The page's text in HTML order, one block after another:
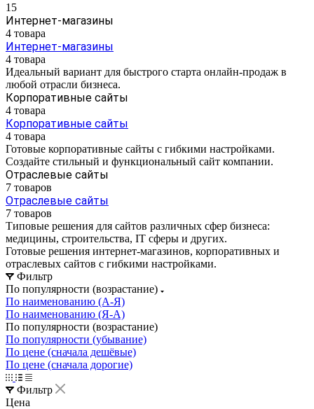
15
Интернет-магазины
4 товара
Интернет-магазины
4 товара
Идеальный вариант для быстрого старта онлайн-продаж в
любой отрасли бизнеса.
Корпоративные сайты
4 товара
Корпоративные сайты
4 товара
Готовые корпоративные сайты с гибкими настройками.
Создайте стильный и функциональный сайт компании.
Отраслевые сайты
7 товаров
Отраслевые сайты
7 товаров
Типовые решения для сайтов различных сфер бизнеса:
медицины, строительства, IT сферы и других.
Готовые решения интернет-магазинов, корпоративных и
отраслевых сайтов с гибкими настройками.
Фильтр
По популярности (возрастание)
По наименованию (А-Я)
По наименованию (Я-А)
По популярности (возрастание)
По популярности (убывание)
По цене (сначала дешёвые)
По цене (сначала дорогие)
Фильтр
Цена